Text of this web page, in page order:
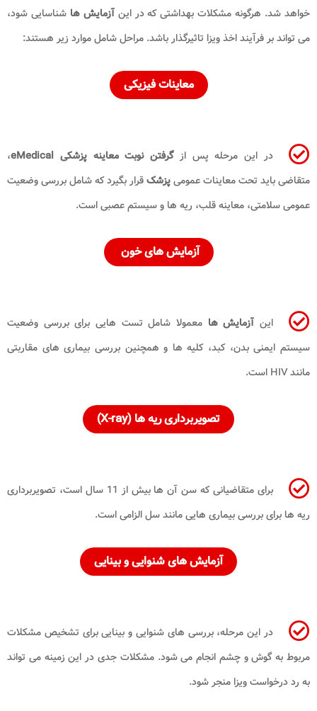
خواهد شد. هرگونه مشکلات بهداشتی که در اینآزمایش ها شناسایی شود،
می تواند بر فرآیند اخذ ویزا تاثیرگذار باشد. مراحل شامل موارد زیر هستند:
معاینات فیزیکی
در این مرحله پس ازگرفتن نوبت معاینه پزشکی eMedical
،
متقاضی باید تحت معاینات عمومیپزشکقرار بگیرد که شامل بررسی وضعیت
عمومی سلامتی، معاینه قلب، ریه ها و سیستم عصبی است.
آزمایش های خون
اینآزمایش ها معمولا شامل تست هایی برای بررسی وضعیت
سیستم ایمنی بدن، کبد، کلیه ها و همچنین بررسی بیماری های مقاربتی
مانند HIV است.
تصویربرداری ریه ها (X-ray)
برای متقاضیانی که سن آن ها بیش از 11 سال است، تصویربرداری
ریه ها برای بررسی بیماری هایی مانند سل الزامی است.
آزمایش های شنوایی و بینایی
در این مرحله، بررسی های شنوایی و بینایی برای تشخیص مشکلات
مربوط به گوش و چشم انجام می شود. مشکلات جدی در این زمینه می تواند
به رد درخواست ویزا منجر شود.